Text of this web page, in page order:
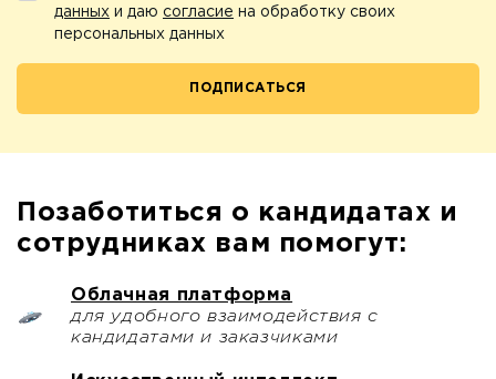
данных и даю согласие на обработку своих
персональных данных
Позаботиться о кандидатах и
сотрудниках вам помогут:
Облачная платформа
для удобного взаимодействия с
кандидатами и заказчиками